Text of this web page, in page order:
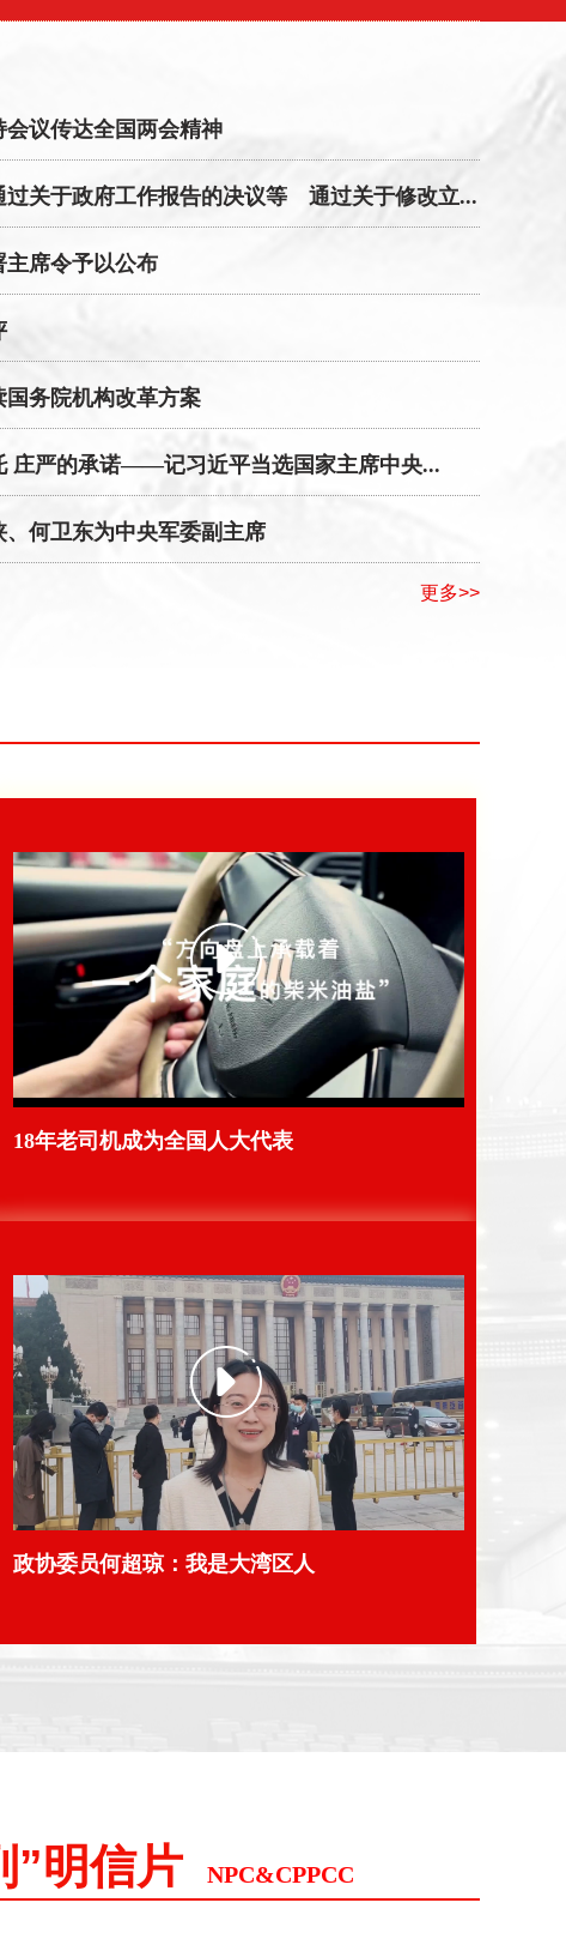
放军和武警部队代表团全体会议
会议传达全国两会精神
过关于政府工作报告的决议等 通过关于修改立...
主席令予以公布
国务院机构改革方案
庄严的承诺——记习近平当选国家主席中央...
、何卫东为中央军委副主席
更多>>
18年老司机成为全国人大代表
政协委员何超琼：我是大湾区人
”明信片 NPC&CPPCC